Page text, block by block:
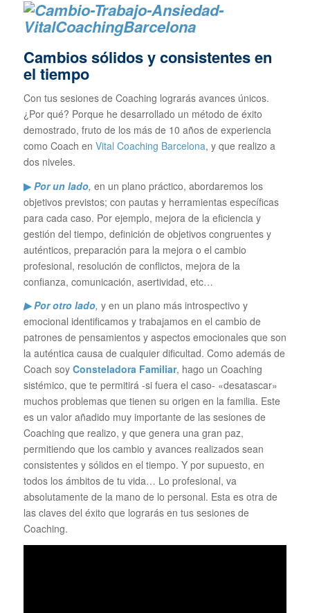
Cambios sólidos y consistentes en
el tiempo
Con tus sesiones de Coaching lograrás avances únicos.
¿Por qué? Porque he desarrollado un método de éxito
demostrado, fruto de los más de 10 años de experiencia
como Coach en Vital Coaching Barcelona, y que realizo a
dos niveles.
▶Por un lado, en un plano práctico, abordaremos los
objetivos previstos; con pautas y herramientas específicas
para cada caso. Por ejemplo, mejora de la eficiencia y
gestión del tiempo, definición de objetivos congruentes y
auténticos, preparación para la mejora o el cambio
profesional, resolución de conflictos, mejora de la
confianza, comunicación, asertividad, etc…
▶ Por otro lado, y en un plano más introspectivo y
emocional identificamos y trabajamos en el cambio de
patrones de pensamientos y aspectos emocionales que son
la auténtica causa de cualquier dificultad. Como además de
Coach soy Consteladora Familiar, hago un Coaching
sistémico, que te permitirá -si fuera el caso- «desatascar»
muchos problemas que tienen su origen en la familia. Este
es un valor añadido muy importante de las sesiones de
Coaching que realizo, y que genera una gran paz,
permitiendo que los cambio y avances realizados sean
consistentes y sólidos en el tiempo. Y por supuesto, en
todos los ámbitos de tu vida… Lo profesional, va
absolutamente de la mano de lo personal. Esta es otra de
las claves del éxito que lograrás en tus sesiones de
Coaching.